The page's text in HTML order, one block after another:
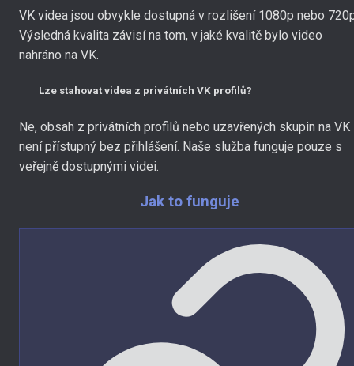
VK videa jsou obvykle dostupná v rozlišení 1080p nebo
Výsledná kvalita závisí na tom, v jaké kvalitě bylo video
nahráno na VK.
Lze stahovat videa z privátních VK profilů?
Ne, obsah z privátních profilů nebo uzavřených skupin na VK
není přístupný bez přihlášení. Naše služba funguje pouze s
veřejně dostupnými videi.
Jak to funguje